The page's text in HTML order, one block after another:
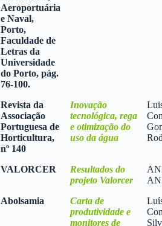
Aeroportuária
e Naval,
Porto,
Faculdade de
Letras da
Universidade
do Porto, pág.
76-100.
Revista da
Associação
Portuguesa de
Horticultura,
nº 140
Inovação
tecnológica, rega
e otimização do
uso da água
VALORCER
Resultados do
projeto Valorcer
Abolsamia
Carta de
produtividade e
monitores de